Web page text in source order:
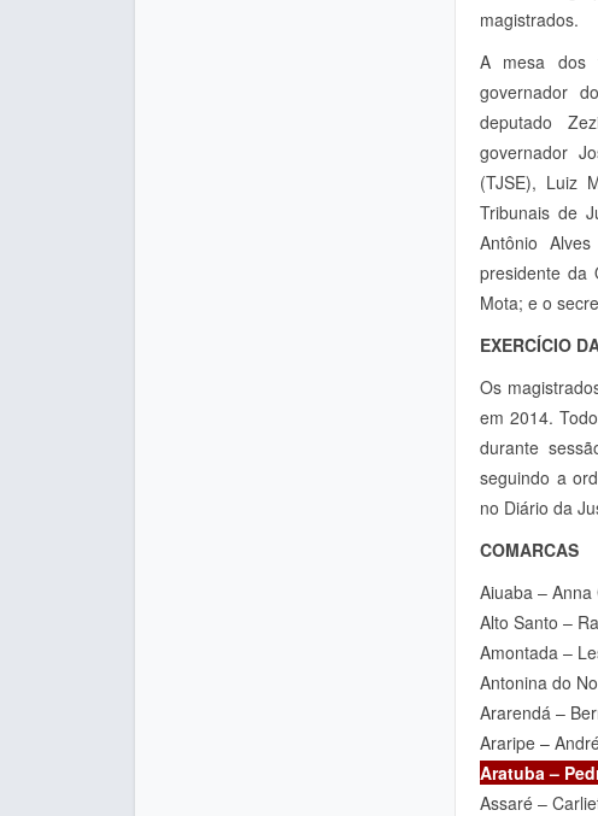
magistrados.
A mesa dos
governador
deputado
governador
(TJSE), Luiz
Tribunais de
Antônio
presidente da
Mota; e o
EXERCÍCIO
Os
em 2014.
durante
seguindo a
no Diário da
COMARCAS
Aiuaba –
Alto Santo –
Amontada –
Antonina do
Ararendá –
Araripe –
Aratuba –
Assaré –